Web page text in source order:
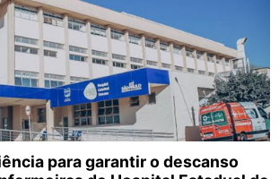
para garantir o descanso